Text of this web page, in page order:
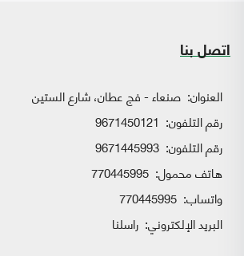
اتصل بنا
العنوان: صنعاء - فج عطان، شارع الستين
رقم التلفون: 9671450121
رقم التلفون: 9671445993
هاتف محمول: 770445995
واتساب:
البريد الإلكتروني: راسلنا